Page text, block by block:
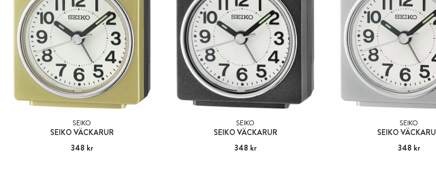
SEIKO
SEIKO VÄCKARUR
Pris:348 kr
348 kr
SEIKO
SEIKO VÄCKARUR
Pris:348 kr
348 kr
SEIKO
SEIKO
Pris:348 kr
348 kr